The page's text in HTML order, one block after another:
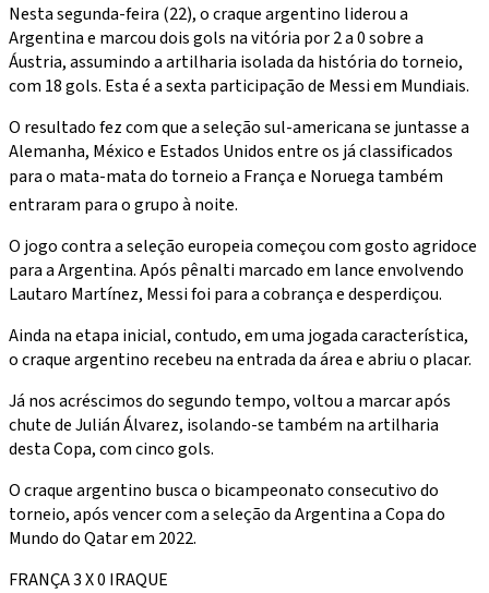
Nesta segunda-feira (22), o craque argentino liderou a
Argentina e marcou dois gols na vitória por 2 a 0 sobre a
Áustria, assumindo a artilharia isolada da história do torneio,
com 18 gols. Esta é a sexta participação de Messi em Mundiais.
O resultado fez com que a seleção sul-americana se juntasse a
Alemanha, México e Estados Unidos entre os já classificados
para o mata-mata do torneio a França e Noruega também
entraram para o grupo à noite.
O jogo contra a seleção europeia começou com gosto agridoce
para a Argentina. Após pênalti marcado em lance envolvendo
Lautaro Martínez, Messi foi para a cobrança e desperdiçou.
Ainda na etapa inicial, contudo, em uma jogada característica,
o craque argentino recebeu na entrada da área e abriu o placar.
Já nos acréscimos do segundo tempo, voltou a marcar após
chute de Julián Álvarez, isolando-se também na artilharia
desta Copa, com cinco gols.
O craque argentino busca o bicampeonato consecutivo do
torneio, após vencer com a seleção da Argentina a Copa do
Mundo do Qatar em 2022.
FRANÇA 3 X 0 IRAQUE